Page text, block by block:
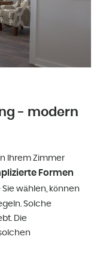
- modern
Ihrem Zimmer
Formen
Sie wählen, können
Solche
Die